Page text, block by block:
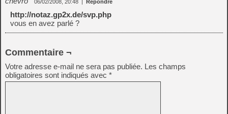
06/02/2008, 20:48 | Répondre
http://notaz.gp2x.de/svp.php
vous en avez parlé ?
Commentaire ¬
Votre adresse e-mail ne sera pas publiée. Les champs
obligatoires sont indiqués avec *